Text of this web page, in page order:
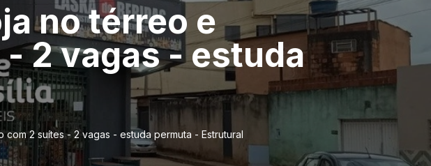
no térreo e
2 vagas - estuda
2 suítes - 2 vagas - estuda permuta - Estrutural